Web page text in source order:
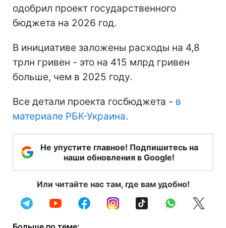
одобрил проект государственного
бюджета на 2026 год.
В инициативе заложены расходы на 4,8
трлн гривен - это на 415 млрд гривен
больше, чем в 2025 году.
Все детали проекта госбюджета - в
материале РБК-Украина.
Не упустите главное! Подпишитесь на
наши обновления в Google!
Или читайте нас там, где вам удобно!